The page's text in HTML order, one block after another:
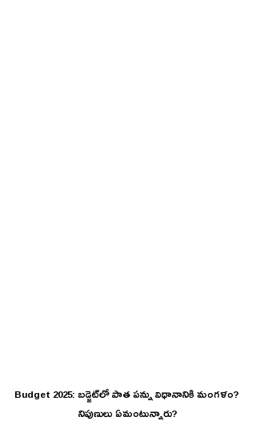
Budget 2025: బడ్జెట్‌లో పాత పన్ను విధానానికి మంగళం?
నిపుణులు ఏమంటున్నారు?